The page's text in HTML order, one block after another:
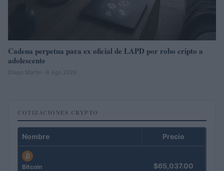
Cadena perpetua para ex oficial de LAPD por robo cripto a
adolescente
Diego Martín · 6 Ago 2026
COTIZACIONES CRYPTO
Nombre Precio
Bitcoin $65,037.00